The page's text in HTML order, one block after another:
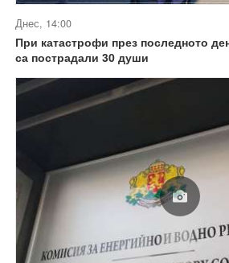
Днес, 14:00
При катастрофи през последното
са пострадали 30 души